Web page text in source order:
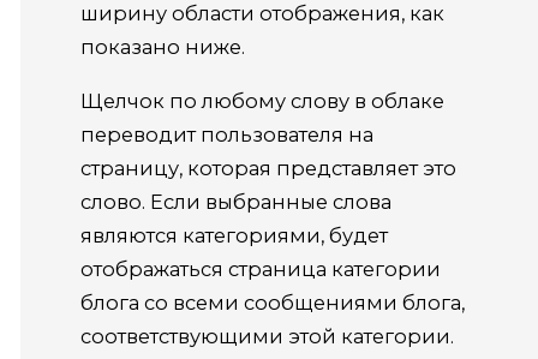
ширину области отображения, как
показано ниже.
Щелчок по любому слову в облаке
переводит пользователя на
страницу, которая представляет это
слово. Если выбранные слова
являются категориями, будет
отображаться страница категории
блога со всеми сообщениями блога,
соответствующими этой категории.